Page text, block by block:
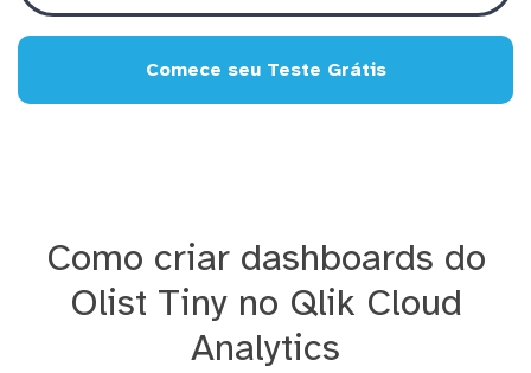
Comece seu Teste Grátis
Como criar dashboards do
Olist Tiny no Qlik Cloud
Analytics